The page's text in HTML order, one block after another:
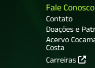
Fale Conosco
Contato
Doações e
Acervo
Costa
Carreiras